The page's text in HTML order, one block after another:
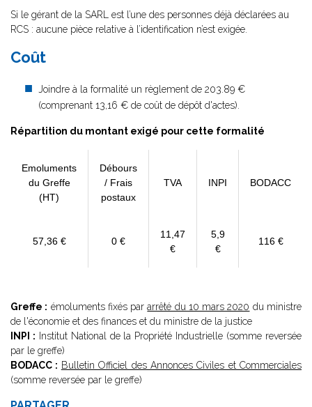
Si le gérant de la SARL est l’une des personnes déjà déclarées au
RCS : aucune pièce relative à l’identification n’est exigée.
Coût
Joindre à la formalité un règlement de 203.89 €
(comprenant 13,16 € de coût de dépôt d'actes).
Répartition du montant exigé pour cette formalité
Emoluments
du Greffe
(HT)
Débours
/ Frais
postaux
TVA INPI BODACC
57,36 € 0 €
11,47
€
5,9
€
116 €
Greffe : émoluments fixés pararrêté du 10 mars 2020 du ministre
de l'économie et des finances et du ministre de la justice
INPI : Institut National de la Propriété Industrielle (somme reversée
par le greffe)
BODACC : Bulletin Officiel des Annonces Civiles et Commerciales
(somme reversée par le greffe)